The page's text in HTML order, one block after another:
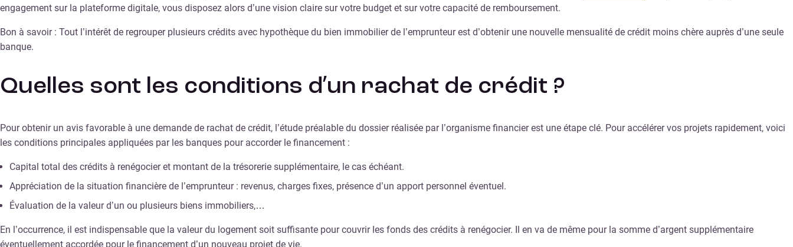
engagement sur la plateforme digitale, vous disposez alors d’une vision claire sur votre budget et sur votre capacité de remboursement.
Bon à savoir : Tout l’intérêt de regrouper plusieurs crédits avec hypothèque du bien immobilier de l’emprunteur est d’obtenir une nouvelle mensualité de crédit moins chère auprès d’une seule
banque.
Quelles sont les conditions d’un rachat de crédit ?
Pour obtenir un avis favorable à une demande de rachat de crédit, l’étude préalable du dossier réalisée par l’organisme financier est une étape clé. Pour accélérer vos projets rapidement, voici
les conditions principales appliquées par les banques pour accorder le financement :
Capital total des crédits à renégocier et montant de la trésorerie supplémentaire, le cas échéant.
Appréciation de la situation financière de l’emprunteur : revenus, charges fixes, présence d’un apport personnel éventuel.
Évaluation de la valeur d’un ou plusieurs biens immobiliers,…
En l’occurrence, il est indispensable que la valeur du logement soit suffisante pour couvrir les fonds des crédits à renégocier. Il en va de même pour la somme d’argent supplémentaire
éventuellement accordée pour le financement d’un nouveau projet de vie.